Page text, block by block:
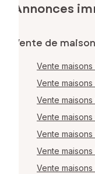
Annonces
Vente de
Vente maisons
Vente maisons
Vente maisons
Vente
Vente maisons
Vente
Vente maisons